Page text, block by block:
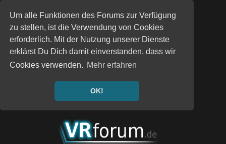
Um alle Funktionen des Forums zur Verfügung
zu stellen, ist die Verwendung von Cookies
erforderlich. Mit der Nutzung unserer Dienste
erklärst Du Dich damit einverstanden, dass wir
Cookies verwenden. Mehr erfahren
OK!